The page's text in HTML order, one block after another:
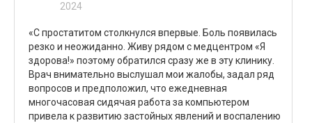
2024
«С простатитом столкнулся впервые. Боль появилась
резко и неожиданно. Живу рядом с медцентром «Я
здорова!» поэтому обратился сразу же в эту клинику.
Врач внимательно выслушал мои жалобы, задал ряд
вопросов и предположил, что ежедневная
многочасовая сидячая работа за компьютером
привела к развитию застойных явлений и воспалению